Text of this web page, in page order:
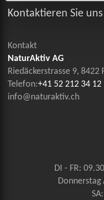
Kontaktieren Sie uns
Kontakt
NaturAktiv AG
Riedäckerstrasse 9, 8422
Telefon:+41 52 212 34 12
info@naturaktiv.ch
DI - FR:
Donnerstag